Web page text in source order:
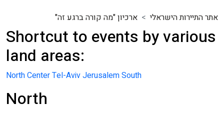
אתר התיירות הישראלי ארכיון "מה קורה ברגע זה"
Shortcut to events by various
land areas:
NorthCenterTel-AvivJerusalemSouth
North